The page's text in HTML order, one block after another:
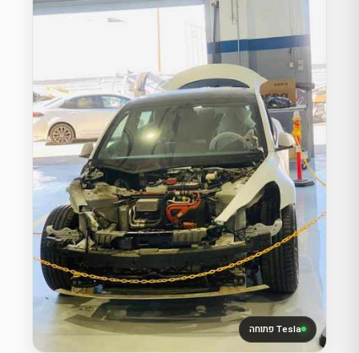
Tesla פתוחה